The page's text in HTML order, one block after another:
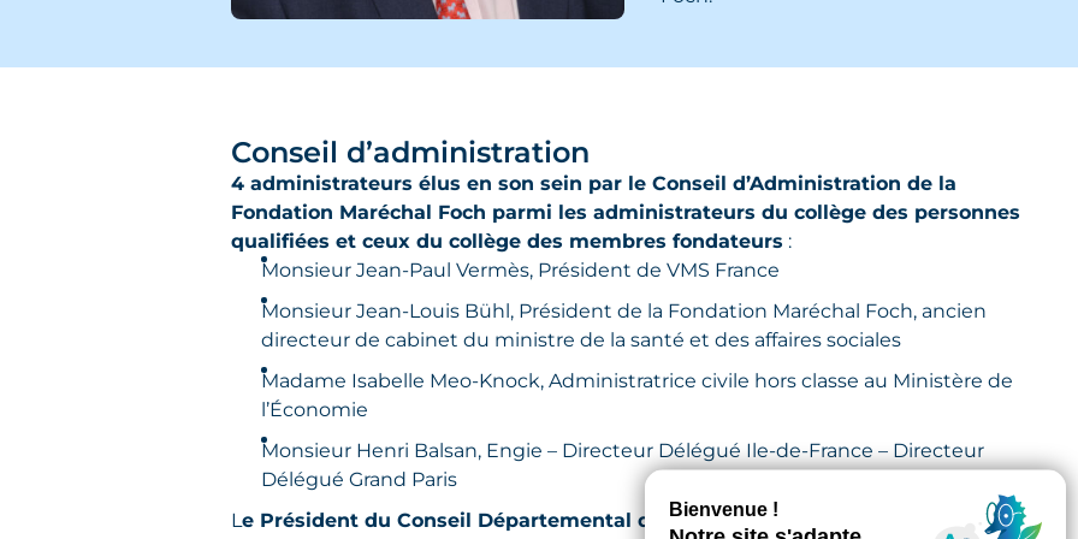
Conseil d’administration
4 administrateurs élus en son sein par le Conseil d’Administration de la
Fondation Maréchal Foch parmi les administrateurs du collège des personnes
qualifiées et ceux du collège des membres fondateurs :
Monsieur Jean-Paul Vermès, Président de VMS France
Monsieur Jean-Louis Bühl, Président de la Fondation Maréchal Foch, ancien
directeur de cabinet du ministre de la santé et des affaires sociales
Madame Isabelle Meo-Knock, Administratrice civile hors classe au Ministère de
l’Économie
Monsieur Henri Balsan, Engie – Directeur Délégué Ile-de-France – Directeur
Délégué Grand Paris
Le Président du Conseil Départemental des Hauts-de-Seine ou son représentant